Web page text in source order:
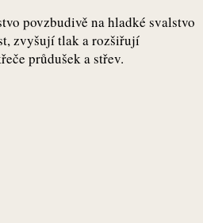
povzbudivě na hladké svalstvo
zvyšují tlak a rozšiřují
průdušek a střev.